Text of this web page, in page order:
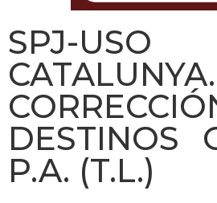
SPJ-USO
DESTINOS
P.A. (T.L.)